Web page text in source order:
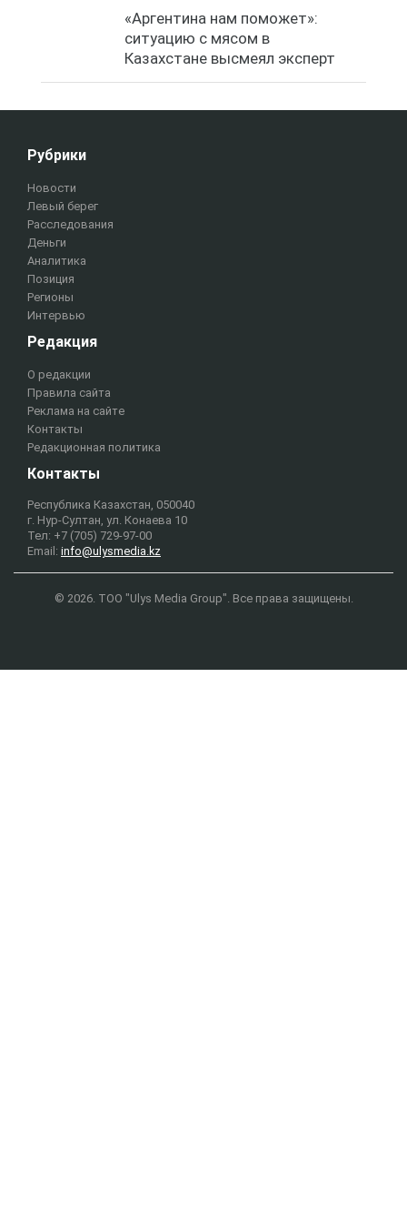
«Аргентина нам поможет»:
ситуацию с мясом в
Казахстане высмеял эксперт
Рубрики
Новости
Левый берег
Расследования
Деньги
Аналитика
Позиция
Регионы
Интервью
Редакция
О редакции
Правила сайта
Реклама на сайте
Контакты
Редакционная политика
Контакты
Республика Казахстан, 050040
г. Нур-Султан, ул. Конаева 10
Тел: +7 (705) 729-97-00
Email: info@ulysmedia.kz
© 2026. ТОО "Ulys Media Group". Все права защищены.